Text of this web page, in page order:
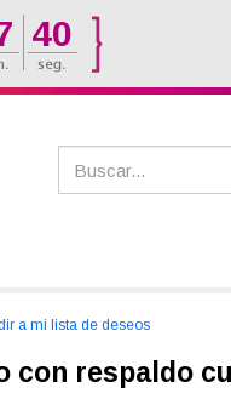
a mi lista de deseos
con respaldo
39